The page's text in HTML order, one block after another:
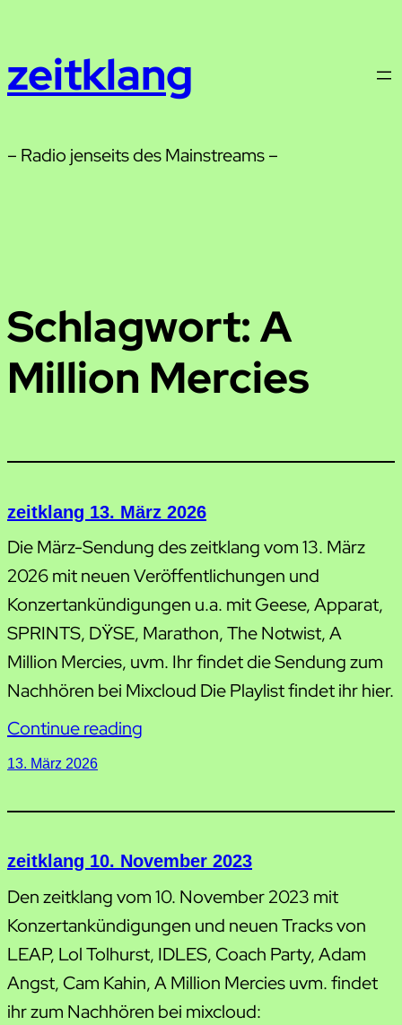
springen
zeitklang
– Radio jenseits des Mainstreams –
Schlagwort:A
Million Mercies
zeitklang 13. März 2026
Die März-Sendung des zeitklang vom 13. März
2026 mit neuen Veröffentlichungen und
Konzertankündigungen u.a. mit Geese, Apparat,
SPRINTS, DŸSE, Marathon, The Notwist, A
Million Mercies, uvm. Ihr findet die Sendung zum
Nachhören bei Mixcloud Die Playlist findet ihr hier.
Continue reading
13. März 2026
zeitklang 10. November 2023
Den zeitklang vom 10. November 2023 mit
Konzertankündigungen und neuen Tracks von
LEAP, Lol Tolhurst, IDLES, Coach Party, Adam
Angst, Cam Kahin, A Million Mercies uvm. findet
ihr zum Nachhören bei mixcloud: